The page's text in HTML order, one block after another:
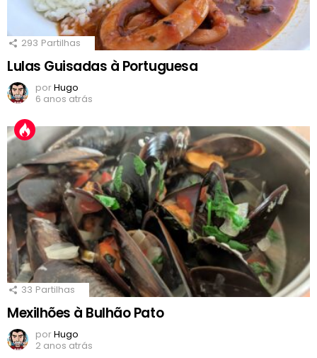
293 Partilhas
Lulas Guisadas à Portuguesa
porHugo
6 anos atrás
33 Partilhas
Mexilhões à Bulhão Pato
porHugo
2 anos atrás